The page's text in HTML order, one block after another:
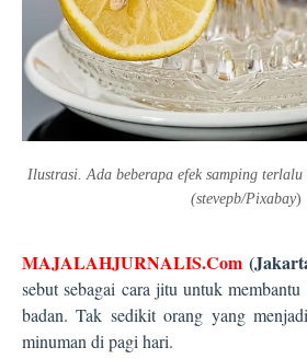
Ilustrasi. Ada beberapa efek samping
(stevepb/Pixabay)
MAJALAHJURNALIS.Com
sebut sebagai cara jitu untuk membantu
badan. Tak sedikit orang yang
minuman di pagi hari.